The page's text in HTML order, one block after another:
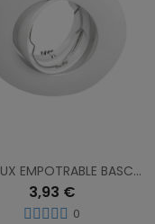
CONALUX EMPOTRABLE BASCULANTE REDONDO BLANCO 4024-01
3,93 €
0